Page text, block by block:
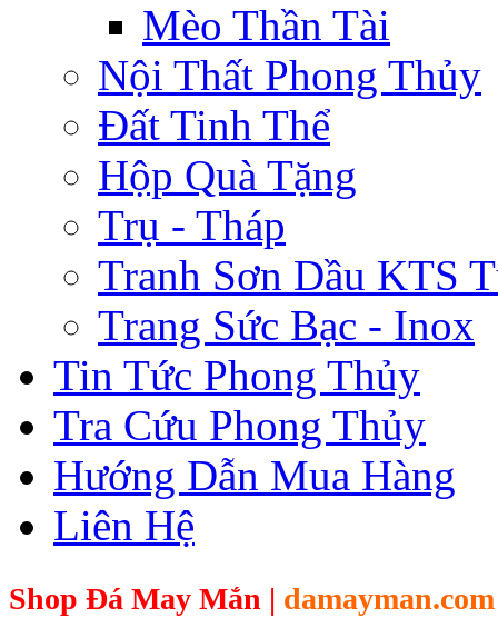
Mèo Thần Tài
Nội Thất Phong Thủy
Đất Tinh Thể
Hộp Quà Tặng
Trụ - Tháp
Tranh Sơn Dầu KTS
Trang Sức Bạc - Inox
Tin Tức Phong Thủy
Tra Cứu Phong Thủy
Hướng Dẫn Mua Hàng
Liên Hệ
Shop Đá May Mắn | damayman.com